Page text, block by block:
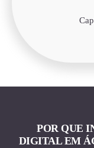
POR QUE
DIGITAL EM